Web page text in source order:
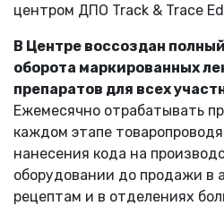
центром ДПО Track & Trace
В Центре воссоздан
оборота маркированных
препаратов для всех
Ежемесячно отрабатывать
каждом этапе
нанесения кода на
оборудовании до продажи в
рецептам и в отделениях